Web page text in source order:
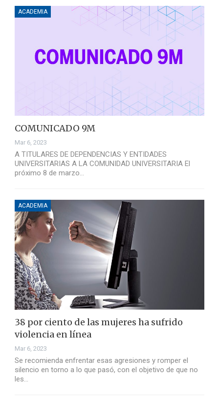
ACADEMIA
COMUNICADO 9M
Mar 6, 2023
A TITULARES DE DEPENDENCIAS Y ENTIDADES
UNIVERSITARIAS A LA COMUNIDAD UNIVERSITARIA El
próximo 8 de marzo…
ACADEMIA
38 por ciento de las mujeres ha sufrido
violencia en línea
Mar 6, 2023
Se recomienda enfrentar esas agresiones y romper el
silencio en torno a lo que pasó, con el objetivo de que no
les…